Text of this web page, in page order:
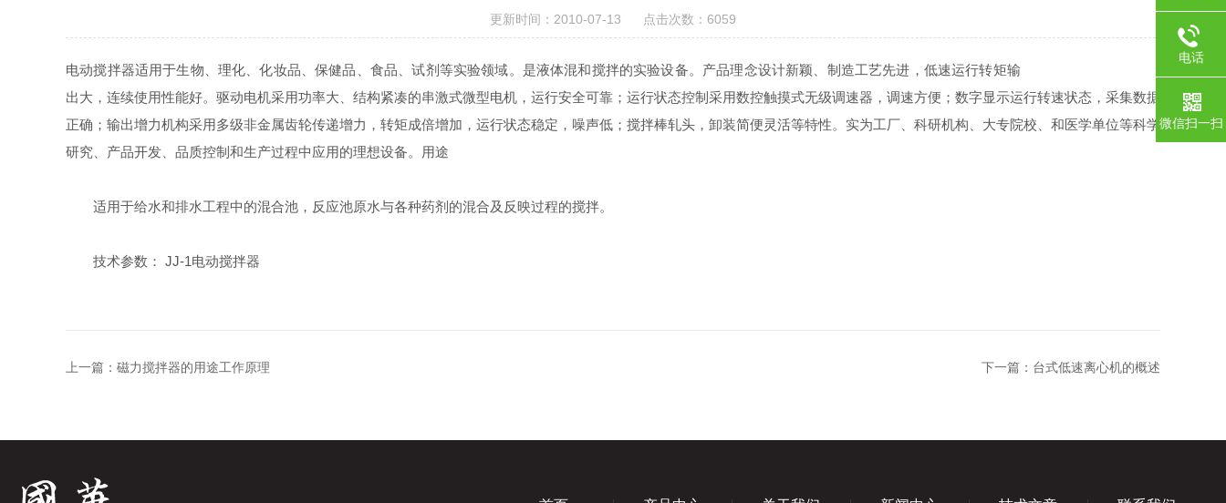
更新时间：2010-07-13 点击次数：6059
电动搅拌器适用于生物、理化、化妆品、保健品、食品、试剂等实验领域。是液体混和搅拌的实验设备。产品理念设计新颖、制造工艺先进，低速运行转矩输
出大，连续使用性能好。驱动电机采用功率大、结构紧凑的串激式微型电机，运行安全可靠；运行状态控制采用数控触摸式无级调速器，调速方便；数字显示运行转速状态，采集数据
正确；输出增力机构采用多级非金属齿轮传递增力，转矩成倍增加，运行状态稳定，噪声低；搅拌棒轧头，卸装简便灵活等特性。实为工厂、科研机构、大专院校、和医学单位等科学
研究、产品开发、品质控制和生产过程中应用的理想设备。用途
适用于给水和排水工程中的混合池，反应池原水与各种药剂的混合及反映过程的搅拌。
技术参数： JJ-1电动搅拌器
上一篇： 磁力搅拌器的用途工作原理 下一篇： 台式低速离心机的概述
电话
微信扫一扫